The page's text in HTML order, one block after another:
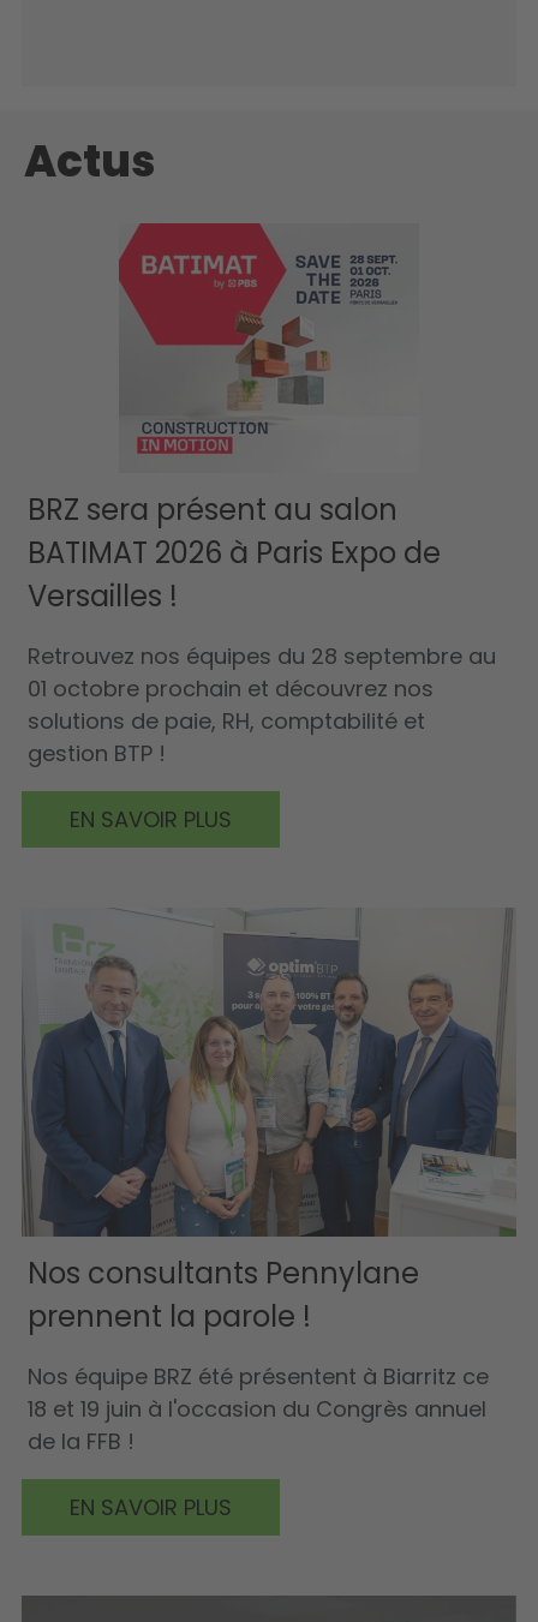
Actus
BRZ sera présent au salon
BATIMAT 2026 à Paris Expo de
Versailles !
Retrouvez nos équipes du 28 septembre au
01 octobre prochain et découvrez nos
solutions de paie, RH, comptabilité et
gestion BTP !
EN SAVOIR PLUS
Nos consultants Pennylane
prennent la parole !
Nos équipe BRZ été présentent à Biarritz ce
18 et 19 juin à l'occasion du Congrès annuel
de la FFB !
EN SAVOIR PLUS